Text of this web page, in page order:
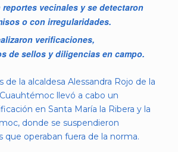
reportes vecinales y se detectaron
o con irregularidades.
verificaciones,
de sellos y diligencias en campo.
de la alcaldesa Alessandra Rojo de la
llevó a cabo un
en Santa María la Ribera y la
donde se suspendieron
que operaban fuera de la norma.